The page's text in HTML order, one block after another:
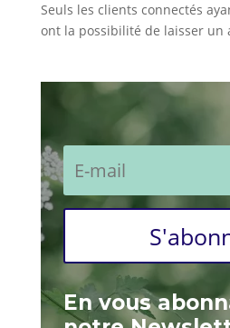
Seuls les clients connectés
ont la possibilité de laisser un
En vous